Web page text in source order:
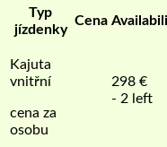
Typ
jízdenky
Cena
Kajuta
vnitřní
cena za
osobu
298 €
- 2 left